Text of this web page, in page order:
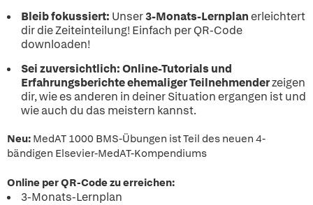
Bleib fokussiert: Unser3-Monats-Lernplanerleichtert
dir die Zeiteinteilung! Einfach per QR-Code
downloaden!
Sei zuversichtlich:Online-Tutorials und
Erfahrungsberichte ehemaliger Teilnehmenderzeigen
dir, wie es anderen in deiner Situation ergangen ist und
wie auch du das meistern kannst.
Neu: MedAT 1000 BMS-Übungen ist Teil des neuen 4-
bändigen Elsevier-MedAT-Kompendiums
Online per QR-Code zu erreichen:
3-Monats-Lernplan